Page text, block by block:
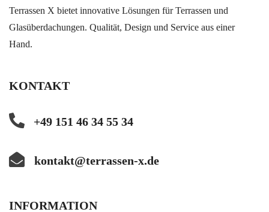
Terrassen X bietet innovative Lösungen für Terrassen und
Glasüberdachungen. Qualität, Design und Service aus einer
Hand.
KONTAKT
+49 151 46 34 55 34
kontakt@terrassen-x.de
INFORMATION